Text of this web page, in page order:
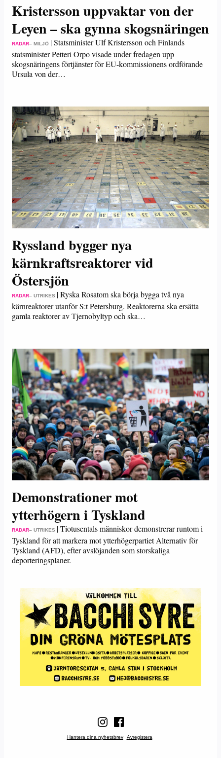
Kristersson uppvaktar von der
Leyen – ska gynna skogsnäringen
RADAR– MILJÖ |Statsminister Ulf Kristersson och Finlands
statsminister Petteri Orpo visade under fredagen upp
skogsnäringens förtjänster för EU-kommissionens ordförande
Ursula von der…
Ryssland bygger nya
kärnkraftsreaktorer vid
Östersjön
RADAR– UTRIKES |Ryska Rosatom ska börja bygga två nya
kärnreaktorer utanför S:t Petersburg. Reaktorerna ska ersätta
gamla reaktorer av Tjernobyltyp och ska…
Demonstrationer mot
ytterhögern i Tyskland
RADAR– UTRIKES |Tiotusentals människor demonstrerar runtom i
Tyskland för att markera mot ytterhögerpartiet Alternativ för
Tyskland (AFD), efter avslöjanden som storskaliga
deporteringsplaner.
Hantera dina nyhetsbrev Avregistera